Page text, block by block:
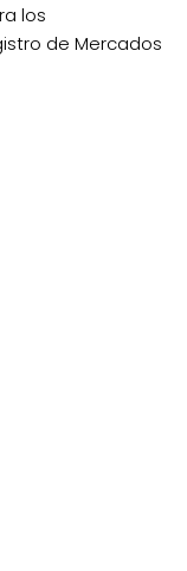
los
de Mercados